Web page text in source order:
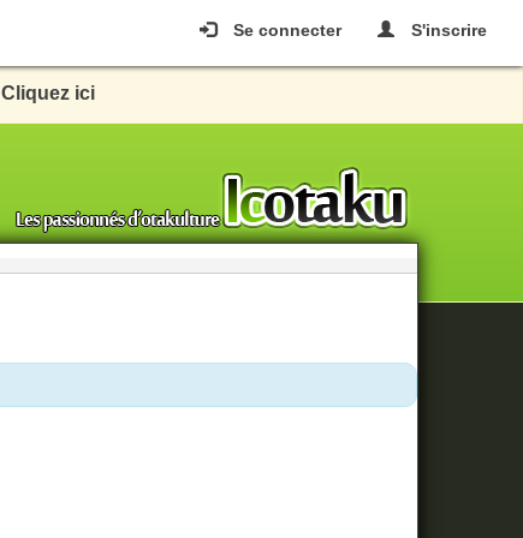
Se connecter S'inscrire
Cliquez ici